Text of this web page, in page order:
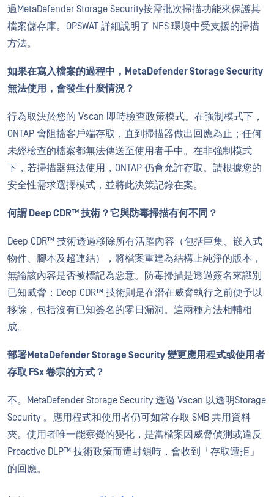
過MetaDefender Storage Security按需批次掃描功能來保護其
檔案儲存庫。OPSWAT 詳細說明了 NFS 環境中受支援的掃描
方法。
如果在寫入檔案的過程中，MetaDefender Storage Security
無法使用，會發生什麼情況？
行為取決於您的 Vscan 即時檢查政策模式。在強制模式下，
ONTAP 會阻擋客戶端存取，直到掃描器做出回應為止；任何
未經檢查的檔案都無法傳送至使用者手中。在非強制模式
下，若掃描器無法使用，ONTAP 仍會允許存取。請根據您的
安全性需求選擇模式，並將此決策記錄在案。
何謂 Deep CDR™ 技術？它與防毒掃描有何不同？
Deep CDR™ 技術透過移除所有活躍內容（包括巨集、嵌入式
物件、腳本及超連結），將檔案重建為結構上純淨的版本，
無論該內容是否被標記為惡意。防毒掃描是透過簽名來識別
已知威脅；Deep CDR™ 技術則是在潛在威脅執行之前便予以
移除，包括沒有已知簽名的零日漏洞。這兩種方法相輔相
成。
部署MetaDefender Storage Security 變更應用程式或使用者
存取 FSx 卷宗的方式？
不。MetaDefender Storage Security 透過 Vscan 以透明Storage
Security 。應用程式和使用者仍可如常存取 SMB 共用資料
夾。使用者唯一能察覺的變化，是當檔案因威脅偵測或違反
Proactive DLP™ 技術政策而遭封鎖時，會收到「存取遭拒」
的回應。